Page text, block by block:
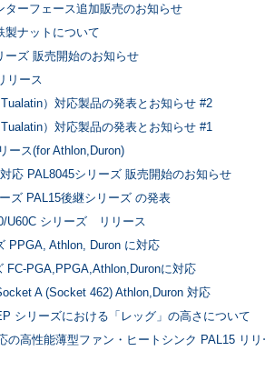
ターフェース追加販売のお知らせ
製ナットについて
ーズ 販売開始のお知らせ
リース
）対応製品の発表とお知らせ #2
）対応製品の発表とお知らせ #1
ース(for Athlon,Duron)
応 PAL8045シリーズ 販売開始のお知らせ
ズ PAL15後継シリーズ の発表
U60C シリーズ リリース
PPGA, Athlon, Duron に対応
FC-PGA,PPGA,Athlon,Duronに対応
A (Socket 462) Athlon,Duron 対応
シリーズにおける「レッグ」の高さについて
の高性能薄型ファン・ヒートシンク PAL15 リリ